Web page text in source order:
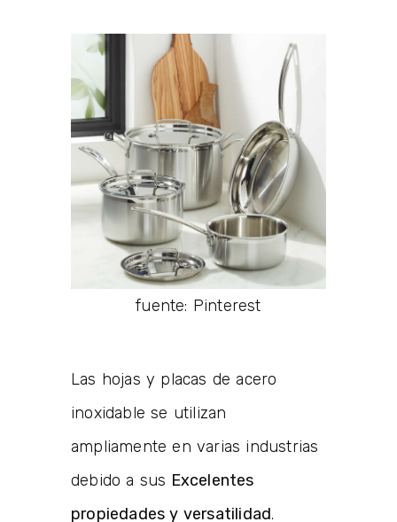
fuente: Pinterest
Las hojas y placas de acero
inoxidable se utilizan
ampliamente en varias industrias
debido a sus Excelentes
propiedades y versatilidad.